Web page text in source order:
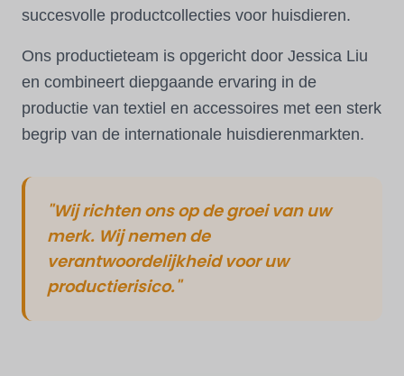
succesvolle productcollecties voor huisdieren.
Ons productieteam is opgericht door Jessica Liu
en combineert diepgaande ervaring in de
productie van textiel en accessoires met een sterk
begrip van de internationale huisdierenmarkten.
"Wij richten ons op de groei van uw
merk. Wij nemen de
verantwoordelijkheid voor uw
productierisico."